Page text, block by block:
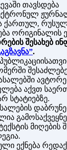
თავსდება
ქართულ, რუსულ
ორიგინალის
შესახებ
.
აქვთ
სტატიებზე.
ექნება